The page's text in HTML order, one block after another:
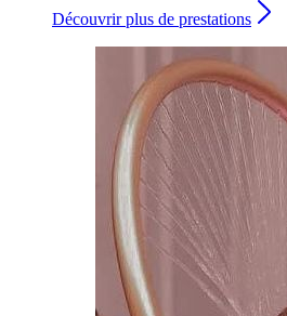
Découvrir plus de prestations